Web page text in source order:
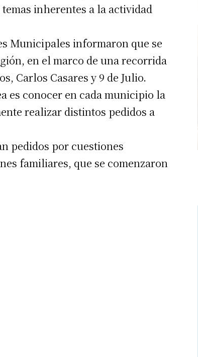
inherentes a la actividad
Municipales informaron que se
en el marco de una recorrida
Carlos Casares y 9 de Julio.
es conocer en cada municipio la
realizar distintos pedidos a
pedidos por cuestiones
familiares, que se comenzaron